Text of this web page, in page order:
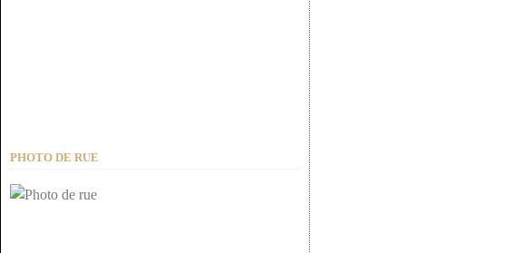
PHOTO DE RUE